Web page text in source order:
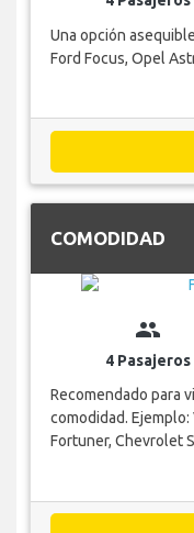
Una opción
Ford Focus, Opel
COMODIDAD
group
4 Pasajeros
Recomendado para
comodidad. Ejemplo:
Fortuner, Chevrolet